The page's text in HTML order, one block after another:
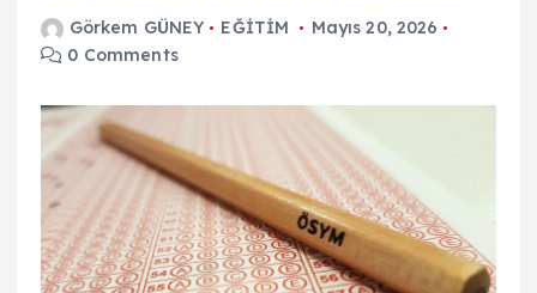
Görkem GÜNEY EĞİTİM
Mayıs 20, 2026
0 Comments